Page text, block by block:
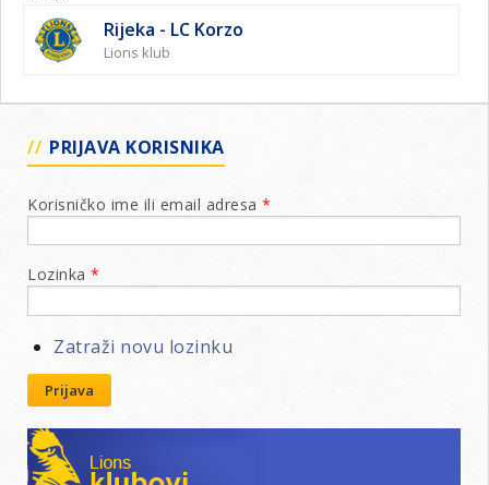
Rijeka - LC Korzo
Lions klub
PRIJAVA KORISNIKA
Korisničko ime ili email adresa *
Lozinka *
Zatraži novu lozinku
Prijava
Lions klubovi